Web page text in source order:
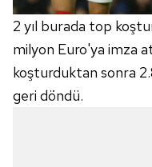
2 yıl burada top
milyon Euro'ya imza
koşturduktan sonra
geri döndü.